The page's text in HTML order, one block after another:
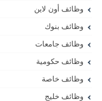
وظائف أون لاين
وظائف بنوك
وظائف جامعات
وظائف حكومية
وظائف خاصة
وظائف خليج